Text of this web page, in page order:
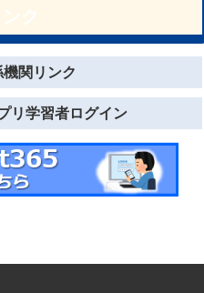
機関リンク
リ学習者ログイン